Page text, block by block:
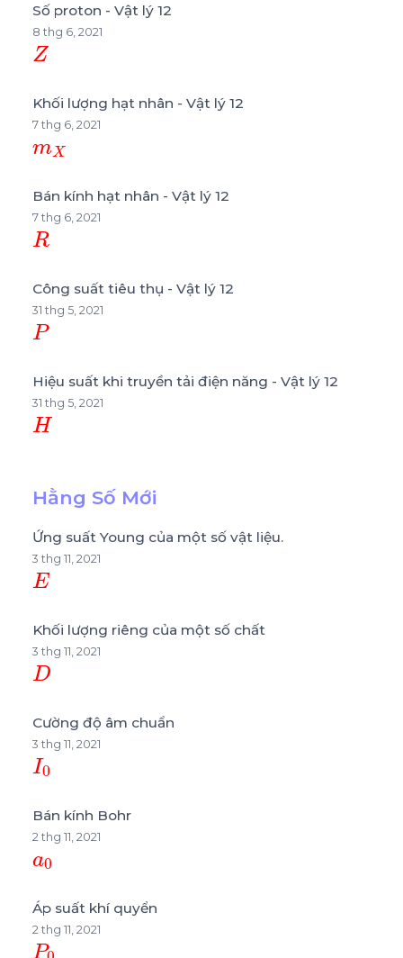
Số proton - Vật lý 12
8 thg 6, 2021
Z
Khối lượng hạt nhân - Vật lý 12
7 thg 6, 2021
mX
Bán kính hạt nhân - Vật lý 12
7 thg 6, 2021
R
Công suất tiêu thụ - Vật lý 12
31 thg 5, 2021
P
Hiệu suất khi truyền tải điện năng - Vật lý 12
31 thg 5, 2021
H
Hằng Số Mới
Ứng suất Young của một số vật liệu.
3 thg 11, 2021
E
Khối lượng riêng của một số chất
3 thg 11, 2021
D
Cường độ âm chuẩn
3 thg 11, 2021
I0
Bán kính Bohr
2 thg 11, 2021
a0
Áp suất khí quyển
2 thg 11, 2021
P0